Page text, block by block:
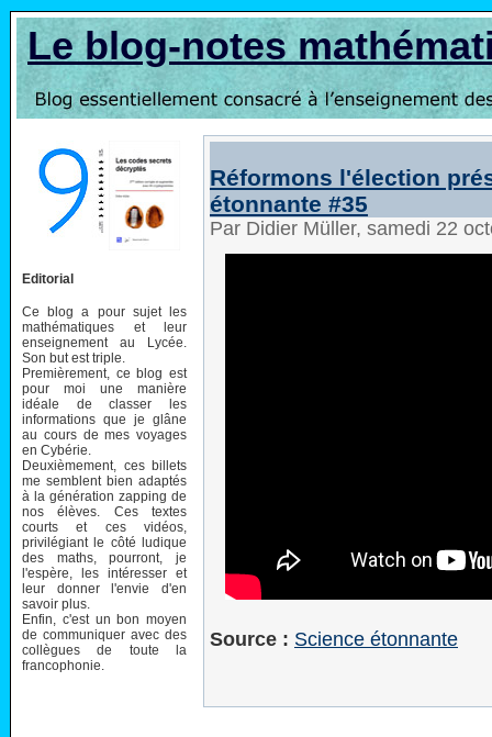
Le blog-notes
Editorial
Ce blog a pour sujet les
mathématiques et leur
enseignement au Lycée.
Son but est triple.
Premièrement, ce blog est
pour moi une manière
idéale de classer les
informations que je glâne
au cours de mes voyages
en Cybérie.
Deuxièmement, ces billets
me semblent bien adaptés
à la génération zapping de
nos élèves. Ces textes
courts et ces vidéos,
privilégiant le côté ludique
des maths, pourront, je
l'espère, les intéresser et
leur donner l'envie d'en
savoir plus.
Enfin, c'est un bon moyen
de communiquer avec des
collègues de toute la
francophonie.
Réformons l'élection
étonnante #35
Par Didier Müller, samedi 22
Source : Science étonnante